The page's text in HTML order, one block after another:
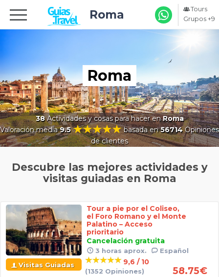
Roma
Tours
Grupos +9
Roma
38Actividades y cosas para hacer enRoma
Valoración media9.5 basada en56714Opiniones
de clientes
Descubre las mejores actividades y
visitas guiadas en Roma
Visitas Guiadas
Tour a pie por el Coliseo,
el Foro Romano y el Monte
Palatino – Acceso
prioritario
Cancelación gratuita
3 horas aprox. Español
9,6 / 10
(1352 Opiniones) 58.75€